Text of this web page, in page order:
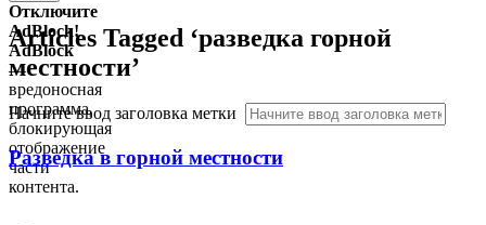
Отключите
AdBlock!
AdBlock
—
вредоносная
программа,
блокирующая
отображение
части
контента.
Articles Tagged ‘разведка горной
местности’
Начните ввод заголовка метки
Разведка в горной местности